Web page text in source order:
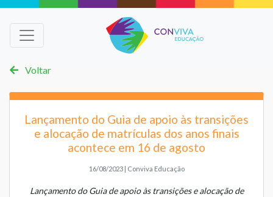
Voltar
Lançamento do Guia de apoio às transições
e alocação de matrículas dos anos finais
acontece em 16 de agosto
16/08/2023 | Conviva Educação
Lançamento do Guia de apoio às transições e alocação de